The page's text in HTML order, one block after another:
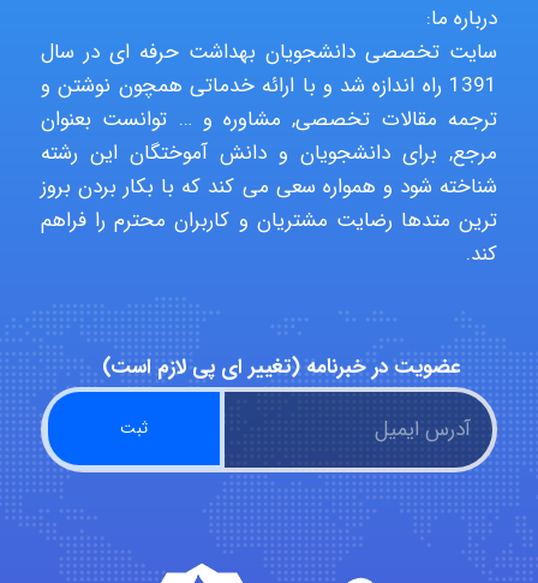
Poubakhtiari
Alirez0990
hosein abdolvand
Kati
emami
درباره ما:
سایت تخصصی دانشجویان بهداشت حرفه ای در سال
1391 راه اندازه شد و با ارائه خدماتی همچون نوشتن و
ترجمه مقالات تخصصی, مشاوره و … توانست بعنوان
مرجع, برای دانشجویان و دانش آموختگان این رشته
شناخته شود و همواره سعی می کند که با بکار بردن بروز
ترین متدها رضایت مشتریان و کاربران محترم را فراهم
کند.
عضویت در خبرنامه (تغییر ای پی لازم است)